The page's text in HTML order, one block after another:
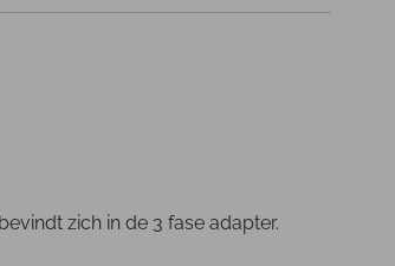
zich in de 3 fase adapter.